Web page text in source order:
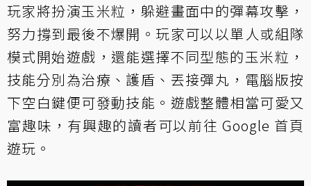
玩家將扮演玉米粒，躲避畫面中的彈幕攻擊，
努力撐到最後不爆開。玩家可以以單人或組隊
模式開始遊戲，還能選擇不同型態的玉米粒，
技能分別為治療、護盾、丟接彈丸，電腦版按
下空白鍵便可發動技能。遊戲整體相當可愛又
富趣味，有興趣的讀者可以前往 Google 首頁
遊玩。